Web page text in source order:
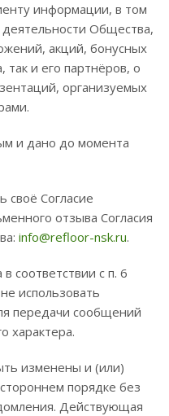
информации, в том
деятельности Общества,
акций, бонусных
и его партнёров, о
организуемых
и дано до момента
своё Согласие
отзыва Согласия
info@refloor-nsk.ru.
соответствии с п. 6
использовать
передачи сообщений
характера.
изменены и (или)
порядке без
Действующая